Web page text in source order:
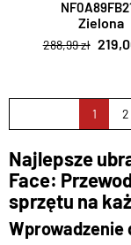
Zielona
288,99 zł
1 2
Najlepsze
Face:
sprzętu na
Wprowadzenie